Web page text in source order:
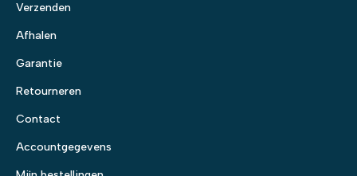
Verzenden
Afhalen
Garantie
Retourneren
Contact
Accountgegevens